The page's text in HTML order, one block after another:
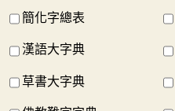
簡化字總表
漢語大字典
草書大字典